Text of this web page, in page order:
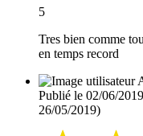
5
Tres bien comme
en temps record
Publié le 02/06/
26/05/2019)